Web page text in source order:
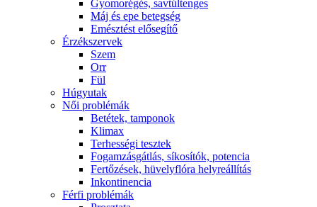
Gyomorégés, savtúltenges
Máj és epe betegség
Emésztést elősegítő
Érzékszervek
Szem
Orr
Fül
Húgyutak
Női problémák
Betétek, tamponok
Klimax
Terhességi tesztek
Fogamzásgátlás, síkosítók, potencia
Fertőzések, hüvelyflóra helyreállítás
Inkontinencia
Férfi problémák